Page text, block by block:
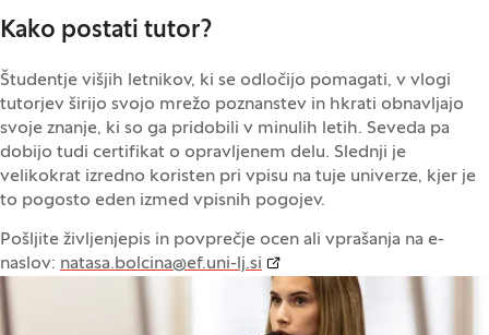
Kako postati tutor?
Študentje višjih letnikov, ki se odločijo pomagati, v vlogi
tutorjev širijo svojo mrežo poznanstev in hkrati obnavljajo
svoje znanje, ki so ga pridobili v minulih letih. Seveda pa
dobijo tudi certifikat o opravljenem delu. Slednji je
velikokrat izredno koristen pri vpisu na tuje univerze, kjer je
to pogosto eden izmed vpisnih pogojev.
Pošljite življenjepis in povprečje ocen ali vprašanja na e-
naslov: natasa.bolcina@ef.uni-lj.si